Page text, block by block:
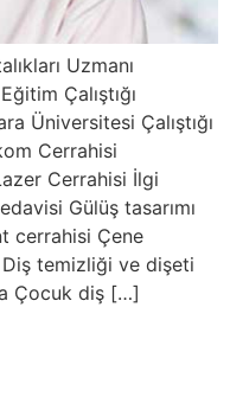
Uzmanı
Çalıştığı
Üniversitesi Çalıştığı
Cerrahisi
Cerrahisi İlgi
Gülüş tasarımı
cerrahisi Çene
temizliği ve dişeti
Çocuk diş […]